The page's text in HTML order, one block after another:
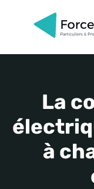
La
à